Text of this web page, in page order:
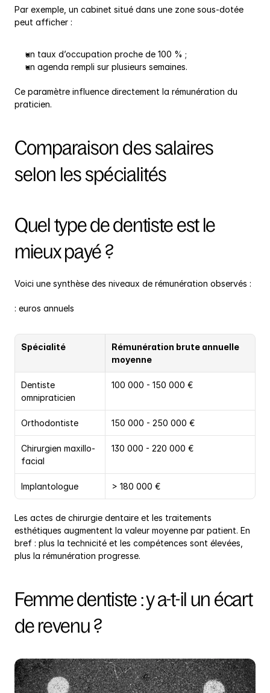
Par exemple, un cabinet situé dans une zone sous-dotée
peut afficher :
un taux d’occupation proche de 100 % ;
un agenda rempli sur plusieurs semaines.
Ce paramètre influence directement la rémunération du
praticien.
Comparaison des salaires
selon les spécialités
Quel type de dentiste est le
mieux payé ?
Voici une synthèse des niveaux de rémunération observés :
: euros annuels
Spécialité
Rémunération brute annuelle
moyenne
Dentiste
omnipraticien
100 000 - 150 000 €
Orthodontiste 150 000 - 250 000 €
Chirurgien maxillo-
facial
130 000 - 220 000 €
Implantologue > 180 000 €
Les actes de chirurgie dentaire et les traitements
esthétiques augmentent la valeur moyenne par patient. En
bref : plus la technicité et les compétences sont élevées,
plus la rémunération progresse.
Femme dentiste : y a-t-il un écart
de revenu ?